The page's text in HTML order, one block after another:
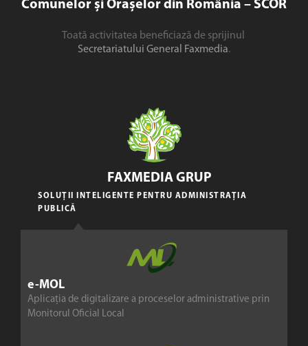
Comunelor și Orașelor din România – SCOR
Toată activitatea beneficiază de sprijinul
Secretariatului General Faxmedia.
e-MOL
Aplicația de digitalizare a proceselor administrative prin
Monitorul Oficial Local
FAXMEDIA GRUP
SOLUȚII INTELIGENTE PENTRU ADMINISTRAȚIA
PUBLICĂ